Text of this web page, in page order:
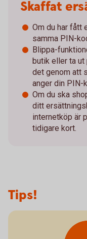
Skaffat
Om du har fått
samma PIN-
Blippa-
butik eller ta ut
det genom att
anger din PIN-
Om du ska
ditt
internetköp är
tidigare kort.
Tips!